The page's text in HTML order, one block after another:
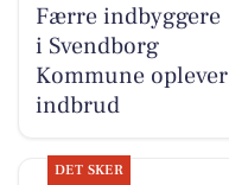
Færre indbyggere
i Svendborg
Kommune oplever
indbrud
DET SKER